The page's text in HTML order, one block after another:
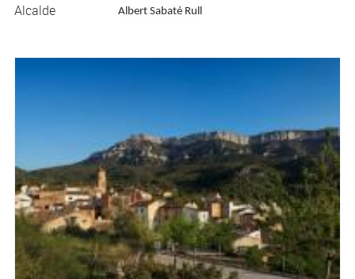
Alcalde
Albert Sabaté Rull